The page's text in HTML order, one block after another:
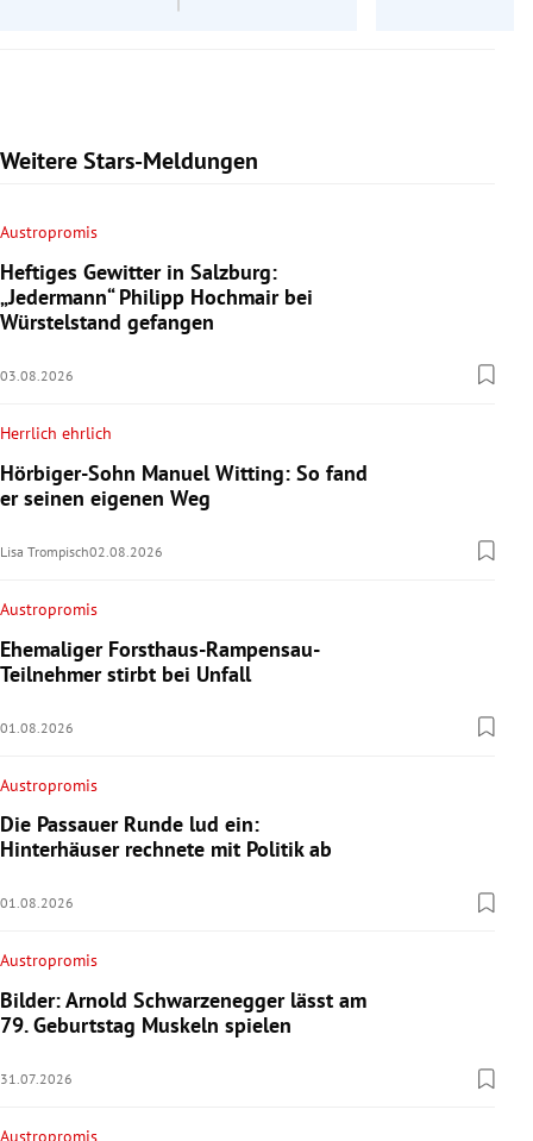
Weitere Stars-Meldungen
Austropromis
Heftiges Gewitter in Salzburg:
„Jedermann“ Philipp Hochmair bei
Würstelstand gefangen
03.08.2026
Herrlich ehrlich
Hörbiger-Sohn Manuel Witting: So fand
er seinen eigenen Weg
Lisa Trompisch02.08.2026
Austropromis
Ehemaliger Forsthaus-Rampensau-
Teilnehmer stirbt bei Unfall
01.08.2026
Austropromis
Die Passauer Runde lud ein:
Hinterhäuser rechnete mit Politik ab
01.08.2026
Austropromis
Bilder: Arnold Schwarzenegger lässt am
79. Geburtstag Muskeln spielen
31.07.2026
Austropromis